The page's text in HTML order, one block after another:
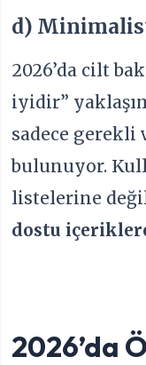
d)
2026’da cilt
iyidir”
sadece gerekli
bulunuyor.
listelerine
dostu
2026’da